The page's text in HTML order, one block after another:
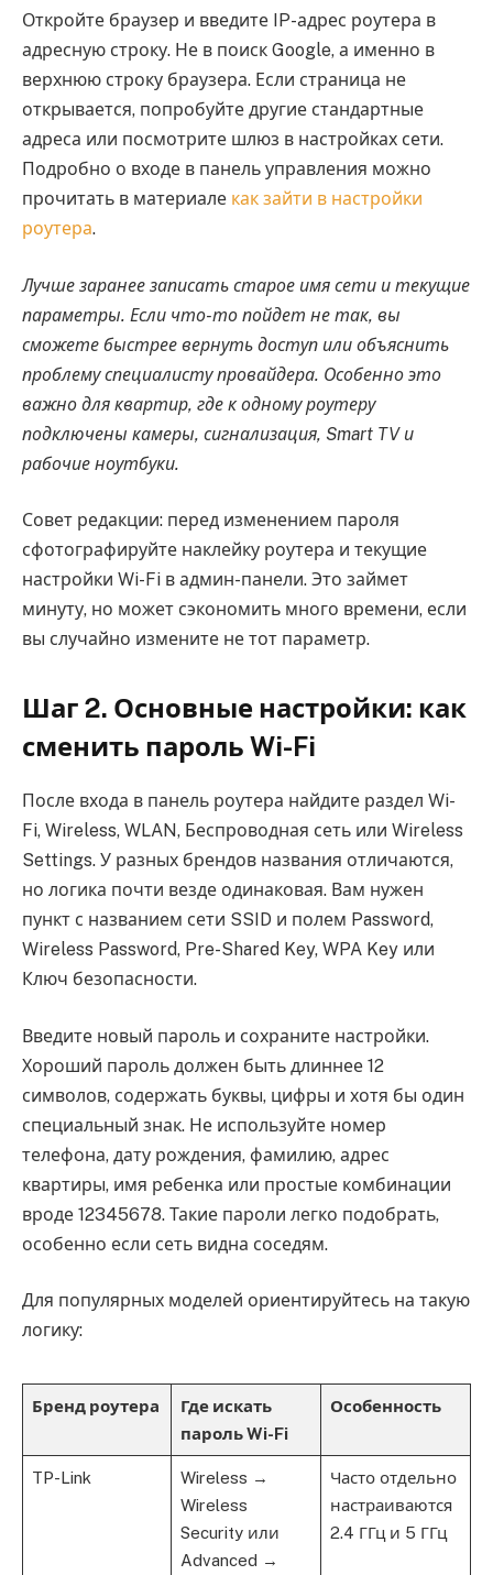
Откройте браузер и введите IP-адрес роутера в
адресную строку. Не в поиск Google, а именно в
верхнюю строку браузера. Если страница не
открывается, попробуйте другие стандартные
адреса или посмотрите шлюз в настройках сети.
Подробно о входе в панель управления можно
прочитать в материале как зайти в настройки
роутера.
Лучше заранее записать старое имя сети и текущие
параметры. Если что-то пойдет не так, вы
сможете быстрее вернуть доступ или объяснить
проблему специалисту провайдера. Особенно это
важно для квартир, где к одному роутеру
подключены камеры, сигнализация, Smart TV и
рабочие ноутбуки.
Совет редакции: перед изменением пароля
сфотографируйте наклейку роутера и текущие
настройки Wi-Fi в админ-панели. Это займет
минуту, но может сэкономить много времени, если
вы случайно измените не тот параметр.
Шаг 2. Основные настройки: как
сменить пароль Wi-Fi
После входа в панель роутера найдите раздел Wi-
Fi, Wireless, WLAN, Беспроводная сеть или Wireless
Settings. У разных брендов названия отличаются,
но логика почти везде одинаковая. Вам нужен
пункт с названием сети SSID и полем Password,
Wireless Password, Pre-Shared Key, WPA Key или
Ключ безопасности.
Введите новый пароль и сохраните настройки.
Хороший пароль должен быть длиннее 12
символов, содержать буквы, цифры и хотя бы один
специальный знак. Не используйте номер
телефона, дату рождения, фамилию, адрес
квартиры, имя ребенка или простые комбинации
вроде 12345678. Такие пароли легко подобрать,
особенно если сеть видна соседям.
Для популярных моделей ориентируйтесь на такую
логику:
Бренд роутера
Где искать
пароль Wi-Fi
Особенность
TP-Link
Wireless →
Wireless
Security или
Advanced →
Часто отдельно
настраиваются
2.4 ГГц и 5 ГГц